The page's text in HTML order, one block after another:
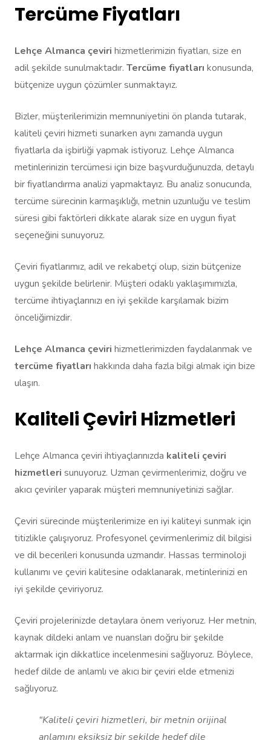
Tercüme Fiyatları
Lehçe Almanca çeviri hizmetlerimizin fiyatları, size en
adil şekilde sunulmaktadır. Tercüme fiyatları konusunda,
bütçenize uygun çözümler sunmaktayız.
Bizler, müşterilerimizin memnuniyetini ön planda tutarak,
kaliteli çeviri hizmeti sunarken aynı zamanda uygun
fiyatlarla da işbirliği yapmak istiyoruz. Lehçe Almanca
metinlerinizin tercümesi için bize başvurduğunuzda, detaylı
bir fiyatlandırma analizi yapmaktayız. Bu analiz sonucunda,
tercüme sürecinin karmaşıklığı, metnin uzunluğu ve teslim
süresi gibi faktörleri dikkate alarak size en uygun fiyat
seçeneğini sunuyoruz.
Çeviri fiyatlarımız, adil ve rekabetçi olup, sizin bütçenize
uygun şekilde belirlenir. Müşteri odaklı yaklaşımımızla,
tercüme ihtiyaçlarınızı en iyi şekilde karşılamak bizim
önceliğimizdir.
Lehçe Almanca çeviri hizmetlerimizden faydalanmak ve
tercüme fiyatları hakkında daha fazla bilgi almak için bize
ulaşın.
Kaliteli Çeviri Hizmetleri
Lehçe Almanca çeviri ihtiyaçlarınızda kaliteli çeviri
hizmetleri sunuyoruz. Uzman çevirmenlerimiz, doğru ve
akıcı çeviriler yaparak müşteri memnuniyetinizi sağlar.
Çeviri sürecinde müşterilerimize en iyi kaliteyi sunmak için
titizlikle çalışıyoruz. Profesyonel çevirmenlerimiz dil bilgisi
ve dil becerileri konusunda uzmandır. Hassas terminoloji
kullanımı ve çeviri kalitesine odaklanarak, metinlerinizi en
iyi şekilde çeviriyoruz.
Çeviri projelerinizde detaylara önem veriyoruz. Her metnin,
kaynak dildeki anlam ve nuansları doğru bir şekilde
aktarmak için dikkatlice incelenmesini sağlıyoruz. Böylece,
hedef dilde de anlamlı ve akıcı bir çeviri elde etmenizi
sağlıyoruz.
“Kaliteli çeviri hizmetleri, bir metnin orijinal
anlamını eksiksiz bir şekilde hedef dile